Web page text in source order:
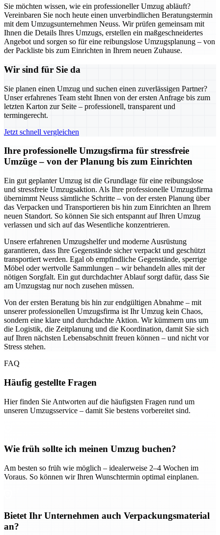
Sie möchten wissen, wie ein professioneller Umzug abläuft?
Vereinbaren Sie noch heute einen unverbindlichen Beratungstermin
mit dem Umzugsunternehmen Neuss. Wir prüfen gemeinsam mit
Ihnen die Details Ihres Umzugs, erstellen ein maßgeschneidertes
Angebot und sorgen so für eine reibungslose Umzugsplanung – von
der Packliste bis zum Einrichten in Ihrem neuen Zuhause.
Wir sind für Sie da
Sie planen einen Umzug und suchen einen zuverlässigen Partner?
Unser erfahrenes Team steht Ihnen von der ersten Anfrage bis zum
letzten Karton zur Seite – professionell, transparent und
termingerecht.
Jetzt schnell vergleichen
Ihre professionelle Umzugsfirma für stressfreie
Umzüge – von der Planung bis zum Einrichten
Ein gut geplanter Umzug ist die Grundlage für eine reibungslose
und stressfreie Umzugsaktion. Als Ihre professionelle Umzugsfirma
übernimmt Neuss sämtliche Schritte – von der ersten Planung über
das Verpacken und Transportieren bis hin zum Einrichten an Ihrem
neuen Standort. So können Sie sich entspannt auf Ihren Umzug
verlassen und sich auf das Wesentliche konzentrieren.
Unsere erfahrenen Umzugshelfer und moderne Ausrüstung
garantieren, dass Ihre Gegenstände sicher verpackt und geschützt
transportiert werden. Egal ob empfindliche Gegenstände, sperrige
Möbel oder wertvolle Sammlungen – wir behandeln alles mit der
nötigen Sorgfalt. Ein gut durchdachter Ablauf sorgt dafür, dass Sie
am Umzugstag nur noch zusehen müssen.
Von der ersten Beratung bis hin zur endgültigen Abnahme – mit
unserer professionellen Umzugsfirma ist Ihr Umzug kein Chaos,
sondern eine klare und durchdachte Aktion. Wir kümmern uns um
die Logistik, die Zeitplanung und die Koordination, damit Sie sich
auf Ihren nächsten Lebensabschnitt freuen können – und nicht vor
Stress stehen.
FAQ
Häufig gestellte Fragen
Hier finden Sie Antworten auf die häufigsten Fragen rund um
unseren Umzugsservice – damit Sie bestens vorbereitet sind.
Wie früh sollte ich meinen Umzug buchen?
Am besten so früh wie möglich – idealerweise 2–4 Wochen im
Voraus. So können wir Ihren Wunschtermin optimal einplanen.
Bietet Ihr Unternehmen auch Verpackungsmaterial
an?